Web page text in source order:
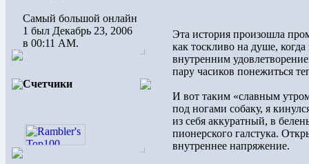
Самый большой онлайн
1 был Декабрь 23, 2006
в 00:11 AM.
Счетчики
Эта история произошла
как тоскливо на душе,
внутренним
пару часиков понежиться
И вот таким «славным
под ногами собаку, я
из себя аккуратный, в
пионерского галстука.
внутреннее напряжение.